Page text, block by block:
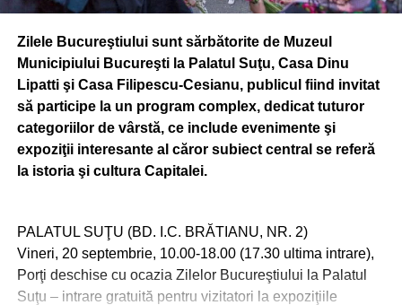
DON'T MISS
Criza de vaccinuri in Bucuresti! Au adus inapoi
dozele distribuite in Suceava si Iasi!
Zilele Bucureştiului sunt sărbătorite de Muzeul
Municipiului Bucureşti la Palatul Suţu, Casa Dinu
Lipatti şi Casa Filipescu-Cesianu, publicul fiind invitat
să participe la un program complex, dedicat tuturor
categoriilor de vârstă, ce include evenimente şi
expoziţii interesante al căror subiect central se referă
la istoria şi cultura Capitalei.
PALATUL SUŢU (BD. I.C. BRĂTIANU, NR. 2)
Vineri, 20 septembrie, 10.00-18.00 (17.30 ultima intrare),
Porţi deschise cu ocazia Zilelor Bucureştiului la Palatul
Suţu – intrare gratuită pentru vizitatori la expoziţiile